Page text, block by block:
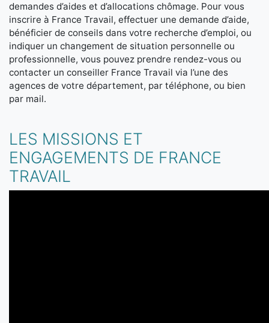
demandes d’aides et d’allocations chômage. Pour vous
inscrire à France Travail, effectuer une demande d’aide,
bénéficier de conseils dans votre recherche d’emploi, ou
indiquer un changement de situation personnelle ou
professionnelle, vous pouvez prendre rendez-vous ou
contacter un conseiller France Travail via l’une des
agences de votre département, par téléphone, ou bien
par mail.
LES MISSIONS ET
ENGAGEMENTS DE FRANCE
TRAVAIL